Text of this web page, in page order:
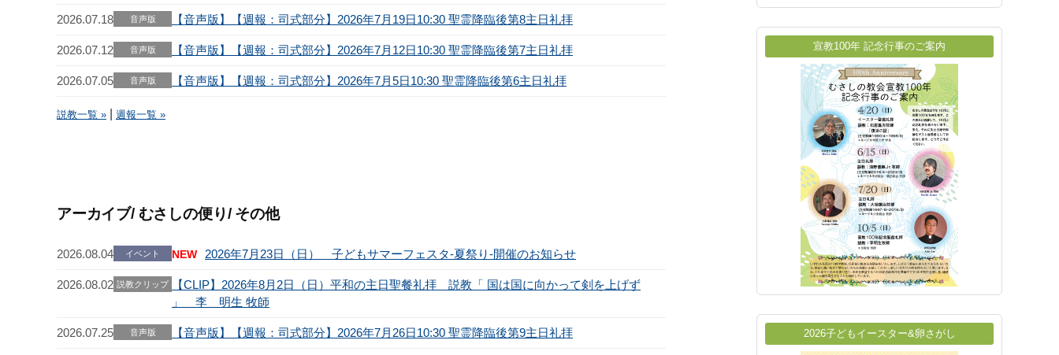
2026.07.18 音声版 【音声版】【週報：司式部分】2026年7月19日10:30 聖霊降臨後第8主日礼拝
2026.07.12 音声版 【音声版】【週報：司式部分】2026年7月12日10:30 聖霊降臨後第7主日礼拝
2026.07.05 音声版 【音声版】【週報：司式部分】2026年7月5日10:30 聖霊降臨後第6主日礼拝
説教一覧 » 週報一覧 »
アーカイブ/ むさしの便り/ その他
2026.08.04 イベント NEW 2026年7月23日（日） 子どもサマーフェスタ-夏祭り-開催のお知らせ
2026.08.02 説教クリップ
【CLIP】2026年8月2日（日）平和の主日聖餐礼拝 説教「 国は国に向かって剣を上げず
」 李 明生 牧師
2026.07.25 音声版 【音声版】【週報：司式部分】2026年7月26日10:30 聖霊降臨後第9主日礼拝
宣教100年 記念行事のご案内
2026子どもイースター&卵さがし